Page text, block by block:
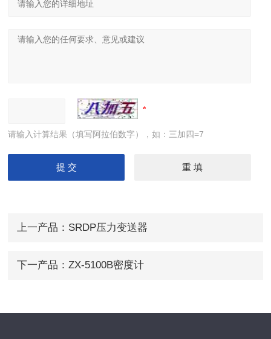
请输入计算结果（填写阿拉伯数字），如：三加四=7
上一产品： SRDP压力变送器
下一产品： ZX-5100B密度计